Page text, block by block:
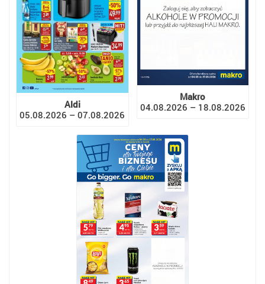
Aldi
05.08.2026 – 07.08.2026
Makro
04.08.2026 – 18.08.2026